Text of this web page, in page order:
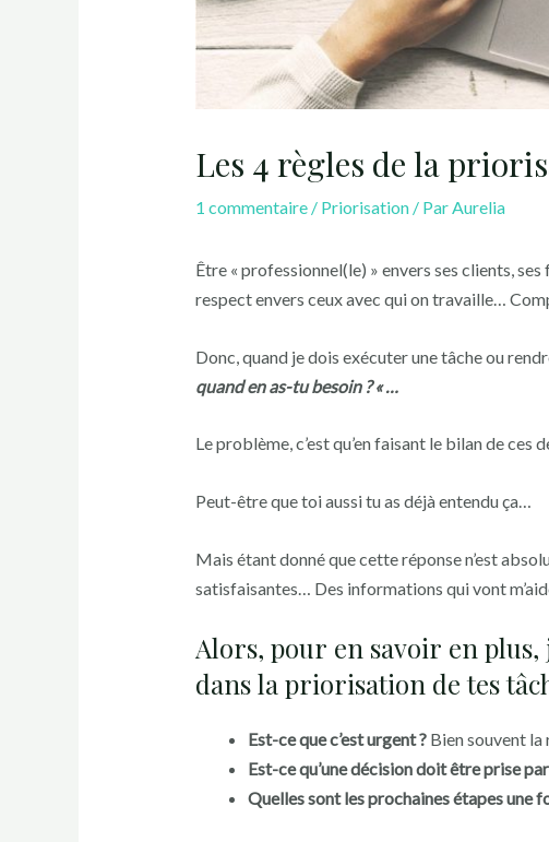
Les 4 règles de la
1 commentaire / Priorisation/ ParAurelia
Être « professionnel(le) » envers ses clients,
respect envers ceux avec qui on travaille…
Donc, quand je dois exécuter une tâche ou
quand en as-tu besoin ? « …
Le problème, c’est qu’en faisant le bilan de ces
Peut-être que toi aussi tu as déjà entendu ça…
Mais étant donné que cette réponse n’est
satisfaisantes… Des informations qui vont
Alors, pour en savoir en plus,
dans la priorisation de tes
Est-ce que c’est urgent ?Bien souvent la
Est-ce qu’une décision doit être prise
Quelles sont les prochaines étapes une